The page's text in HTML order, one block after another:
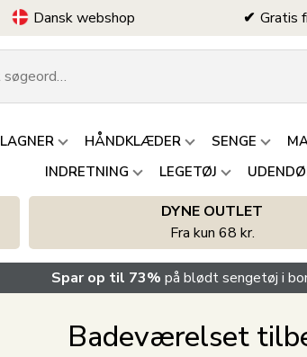
Dansk webshop Gratis
LAGNER HÅNDKLÆDER SENGE
INDRETNING
LEGETØJ
DYNE OUTLET
Fra kun 68 kr.
Spar op til 73% på blødt sengetøj i
Badeværelset